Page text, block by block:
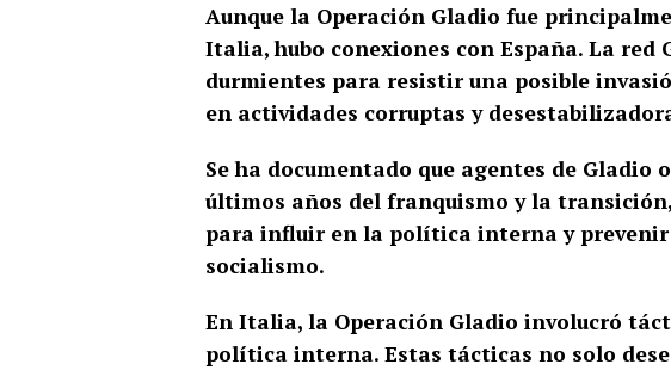
Aunque la Operación Gladio fue
Italia, hubo conexiones con España. La red
durmientes para resistir una posible
en actividades corruptas y
Se ha documentado que agentes de Gladio
últimos años del franquismo y la
para influir en la política interna y
socialismo.
En Italia, la Operación Gladio involucró
política interna. Estas tácticas no solo